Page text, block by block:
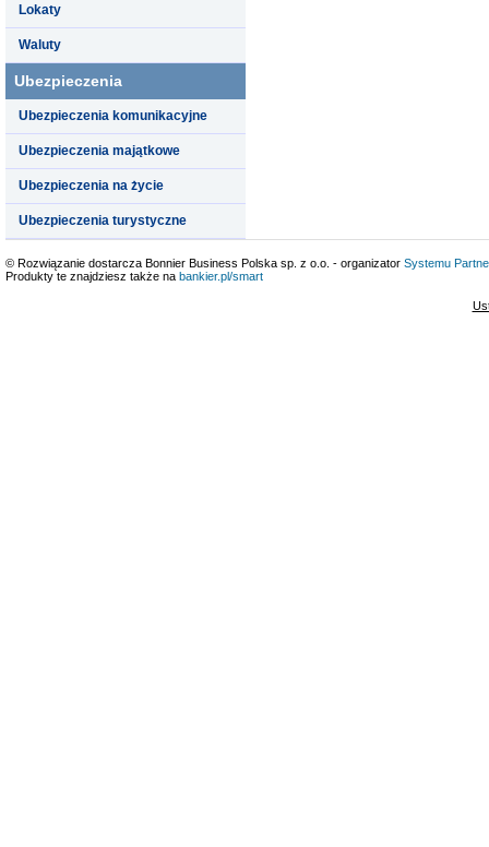
Lokaty
Waluty
Ubezpieczenia
Ubezpieczenia komunikacyjne
Ubezpieczenia majątkowe
Ubezpieczenia na życie
Ubezpieczenia turystyczne
© Rozwiązanie dostarcza Bonnier Business Polska sp. z o.o. - organizator Systemu
Produkty te znajdziesz także na bankier.pl/smart